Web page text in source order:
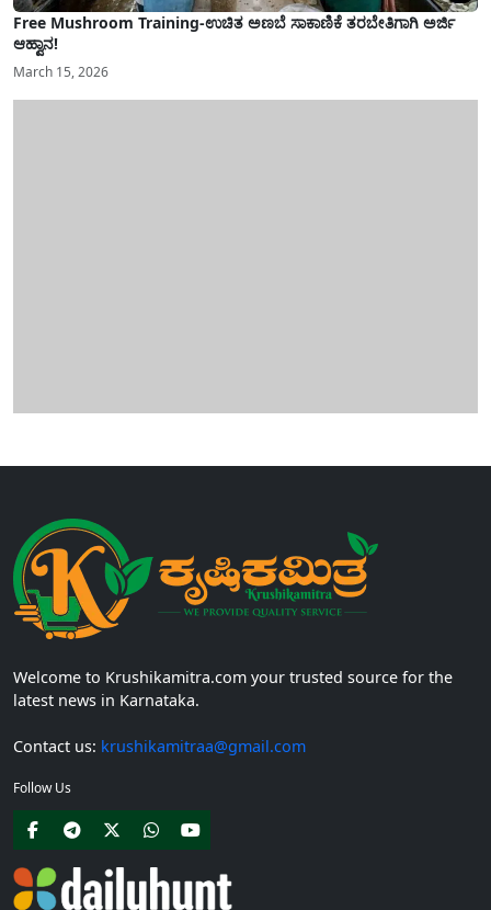
Free Mushroom Training-ಉಚಿತ ಅಣಬೆ ಸಾಕಾಣಿಕೆ ತರಬೇತಿಗಾಗಿ ಅರ್ಜಿ
ಆಹ್ವಾನ!
March 15, 2026
Welcome to Krushikamitra.com your trusted source for the
latest news in Karnataka.
Contact us: krushikamitraa@gmail.com
Follow Us